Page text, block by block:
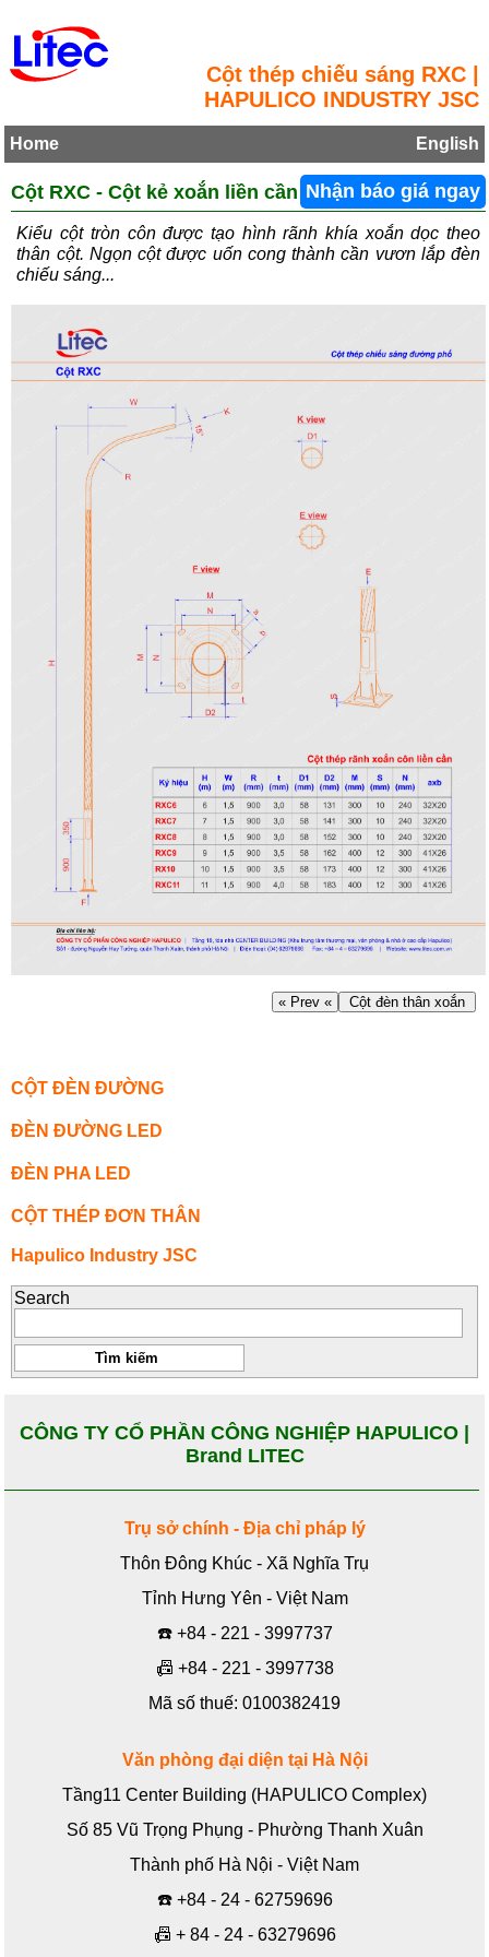
Cột thép chiếu sáng RXC |
HAPULICO INDUSTRY JSC
Home English
Nhận báo giá ngay
Cột RXC - Cột kẻ xoắn liền cần
Kiểu cột tròn côn được tạo hình rãnh khía xoắn dọc theo
thân cột. Ngọn cột được uốn cong thành cần vươn lắp đèn
chiếu sáng...
« Prev « Cột đèn thân xoắn
CỘT ĐÈN ĐƯỜNG
ĐÈN ĐƯỜNG LED
ĐÈN PHA LED
CỘT THÉP ĐƠN THÂN
Hapulico Industry JSC
Search
CÔNG TY CỔ PHẦN CÔNG NGHIỆP HAPULICO |
Brand LITEC
Trụ sở chính - Địa chỉ pháp lý
Thôn Đông Khúc - Xã Nghĩa Trụ
Tỉnh Hưng Yên - Việt Nam
☎️ +84 - 221 - 3997737
📠 +84 - 221 - 3997738
Mã số thuế: 0100382419
Văn phòng đại diện tại Hà Nội
Tầng11 Center Building (HAPULICO Complex)
Số 85 Vũ Trọng Phụng - Phường Thanh Xuân
Thành phố Hà Nội - Việt Nam
☎️ +84 - 24 - 62759696
📠 + 84 - 24 - 63279696